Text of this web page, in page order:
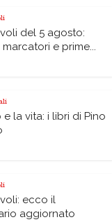
del 5 agosto:
marcatori e prime...
la vita: i libri di Pino
ecco il
aggiornato